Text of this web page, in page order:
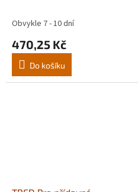
Obvykle 7 - 10 dní
470,25 Kč
Do košíku